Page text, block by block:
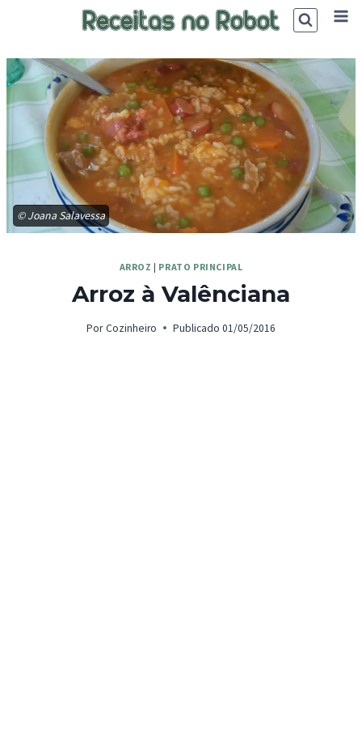
© ‎Joana Salavessa
ARROZ | PRATO PRINCIPAL
Arroz à Valênciana
Por Cozinheiro Publicado 01/05/2016